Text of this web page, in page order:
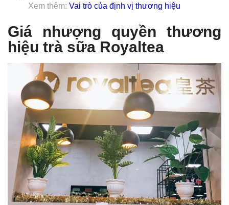
Xem thêm: Vai trò của định vị thương hiệu
Giá nhượng quyền thương
hiệu trà sữa Royaltea